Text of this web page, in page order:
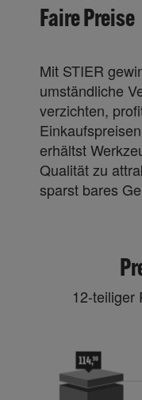
Faire Preise
Mit STIER
umständliche
verzichten,
erhältst
Qualität zu
sparst bares
12-teiliger